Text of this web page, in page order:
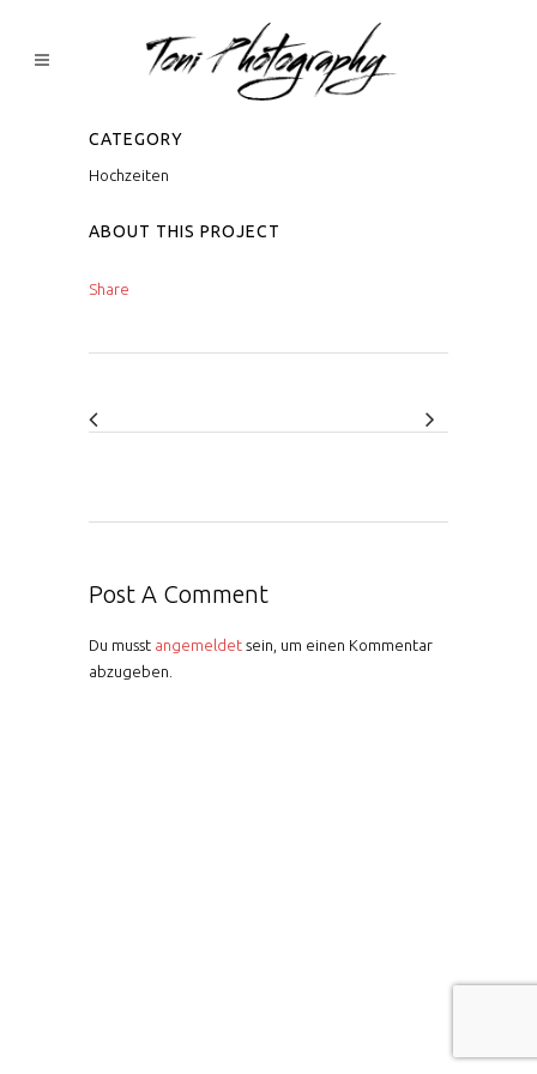
CATEGORY
Hochzeiten
ABOUT THIS PROJECT
Share
Post A Comment
Du musst angemeldet sein, um einen Kommentar
abzugeben.